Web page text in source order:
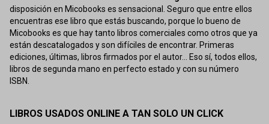
disposición en Micobooks es sensacional. Seguro que entre ellos
encuentras ese libro que estás buscando, porque lo bueno de
Micobooks es que hay tanto libros comerciales como otros que ya
están descatalogados y son difíciles de encontrar. Primeras
ediciones, últimas, libros firmados por el autor... Eso sí, todos ellos,
libros de segunda mano en perfecto estado y con su número
ISBN.
LIBROS USADOS ONLINE A TAN SOLO UN CLICK